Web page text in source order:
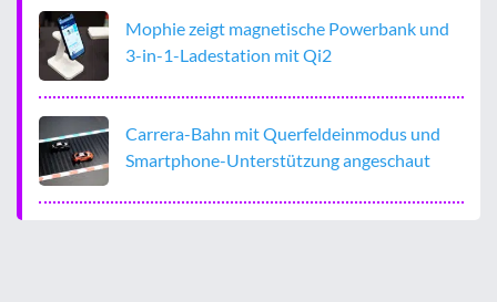
Mophie zeigt magnetische Powerbank und
3-in-1-Ladestation mit Qi2
Carrera-Bahn mit Querfeldeinmodus und
Smartphone-Unterstützung angeschaut